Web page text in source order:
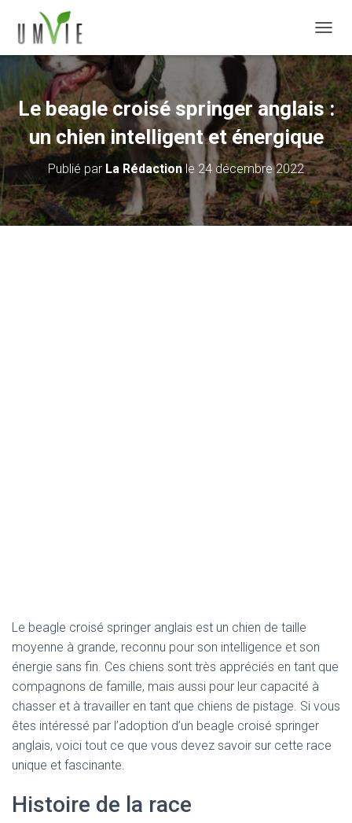
Le beagle croisé springer anglais :
un chien intelligent et énergique
Publié par La Rédactionle 24 décembre 2022
Le beagle croisé springer anglais est un chien de taille
moyenne à grande, reconnu pour son intelligence et son
énergie sans fin. Ces chiens sont très appréciés en tant que
compagnons de famille, mais aussi pour leur capacité à
chasser et à travailler en tant que chiens de pistage. Si vous
êtes intéressé par l’adoption d’un beagle croisé springer
anglais, voici tout ce que vous devez savoir sur cette race
unique et fascinante.
Histoire de la race